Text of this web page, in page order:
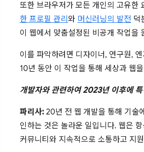
또한 브라우저가 모든 개인의 고유한
한 프로필 관리 와 머신러닝의 발전 덕
이 웹에서 맞춤설정된 비공개 작업을
이를 파악하려면 디자이너, 연구원,
10년 동안 이 작업을 통해 세상과 웹
개발자와 관련하여 2023년 이후에
파리사: 20년 전 웹 개발을 통해 기술
인하는 것은 놀라운 일입니다. 웹은
커뮤니티와 지속적으로 소통하고 지